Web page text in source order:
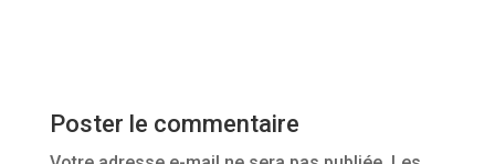
Poster le commentaire